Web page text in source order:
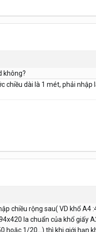
không?
chiều dài là 1 mét, phải nhập
chiều rộng sau( VD khổ A4
la chuẩn của khổ giấy
hoặc 1/20...) thì khi giới hạn